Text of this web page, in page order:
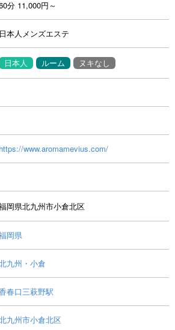
分 11,000円～
日本人メンズエステ
日本人 ルーム ヌキなし
https://www.aromamevius.com/
岡県北九州市小倉北区
岡県
九州・小倉
春口三萩野駅
九州市小倉北区